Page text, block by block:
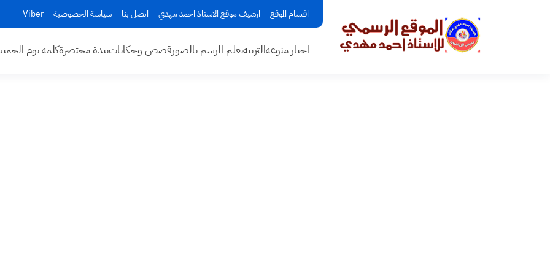
اقسام الموقع ارشيف موقع الاستاذ احمد مهدي اتصل بنا سياسة الخصوصية Viber
اخبار منوعهالتربيةتعلم الرسم بالصورقصص وحكاياتنبذة مختصرةكلمة يوم